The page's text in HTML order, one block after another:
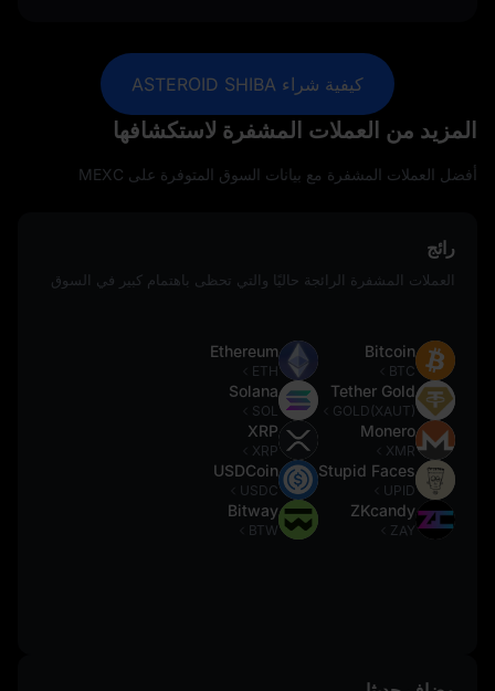
كيفية شراء ASTEROID SHIBA
المزيد من العملات المشفرة لاستكشافها
أفضل العملات المشفرة مع بيانات السوق المتوفرة على MEXC
رائج
العملات المشفرة الرائجة حاليًا والتي تحظى باهتمام كبير في السوق
Bitcoin
BTC
Tether Gold
GOLD(XAUT)
Monero
XMR
Stupid Faces
UPID
ZKcandy
ZAY
Ethereum
ETH
Solana
SOL
XRP
XRP
USDCoin
USDC
Bitway
BTW